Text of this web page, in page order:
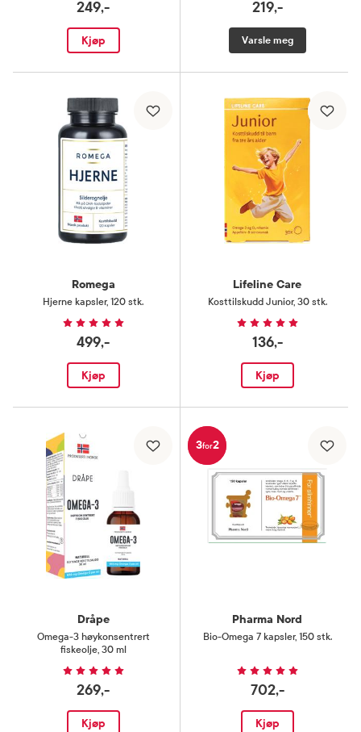
249,-
Kjøp
219,-
Varsle meg
Romega
Hjerne kapsler, 120 stk.
499,-
Kjøp
Lifeline Care
Kosttilskudd Junior, 30 stk.
136,-
Kjøp
Dråpe
Omega-3 høykonsentrert
fiskeolje, 30 ml
269,-
Kjøp
3for2
Pharma Nord
Bio-Omega 7 kapsler, 150 stk.
702,-
Kjøp